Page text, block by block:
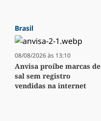
Brasil
08/08/2026 às 13:10
Anvisa proíbe marcas de
sal sem registro
vendidas na internet